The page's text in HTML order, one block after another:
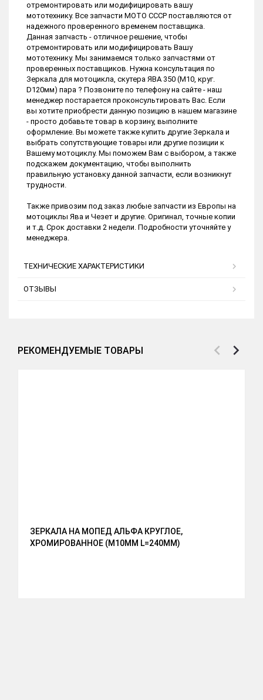
отремонтировать или модифицировать вашу
мототехнику. Все запчасти МОТО СССР поставляются от
надежного проверенного временем поставщика.
Данная запчасть - отличное решение, чтобы
отремонтировать или модифицировать Вашу
мототехнику. Мы занимаемся только запчастями от
проверенных поставщиков. Нужна консультация по
Зеркала для мотоцикла, скутера ЯВА 350 (M10, круг.
D120мм) пара ? Позвоните по телефону на сайте - наш
менеджер постарается проконсультировать Вас. Если
вы хотите приобрести данную позицию в нашем магазине
- просто добавьте товар в корзину, выполните
оформление. Вы можете также купить другие Зеркала и
выбрать сопутствующие товары или другие позиции к
Вашему мотоциклу. Мы поможем Вам с выбором, а также
подскажем документацию, чтобы выполнить
правильную установку данной запчасти, если возникнут
трудности.
Также привозим под заказ любые запчасти из Европы на
мотоциклы Ява и Чезет и другие. Оригинал, точные копии
и т.д. Срок доставки 2 недели. Подробности уточняйте у
менеджера.
ТЕХНИЧЕСКИЕ ХАРАКТЕРИСТИКИ
ОТЗЫВЫ
РЕКОМЕНДУЕМЫЕ ТОВАРЫ
ЗЕРКАЛА НА МОПЕД АЛЬФА КРУГЛОЕ,
ХРОМИРОВАННОЕ (М10ММ L=240MM)